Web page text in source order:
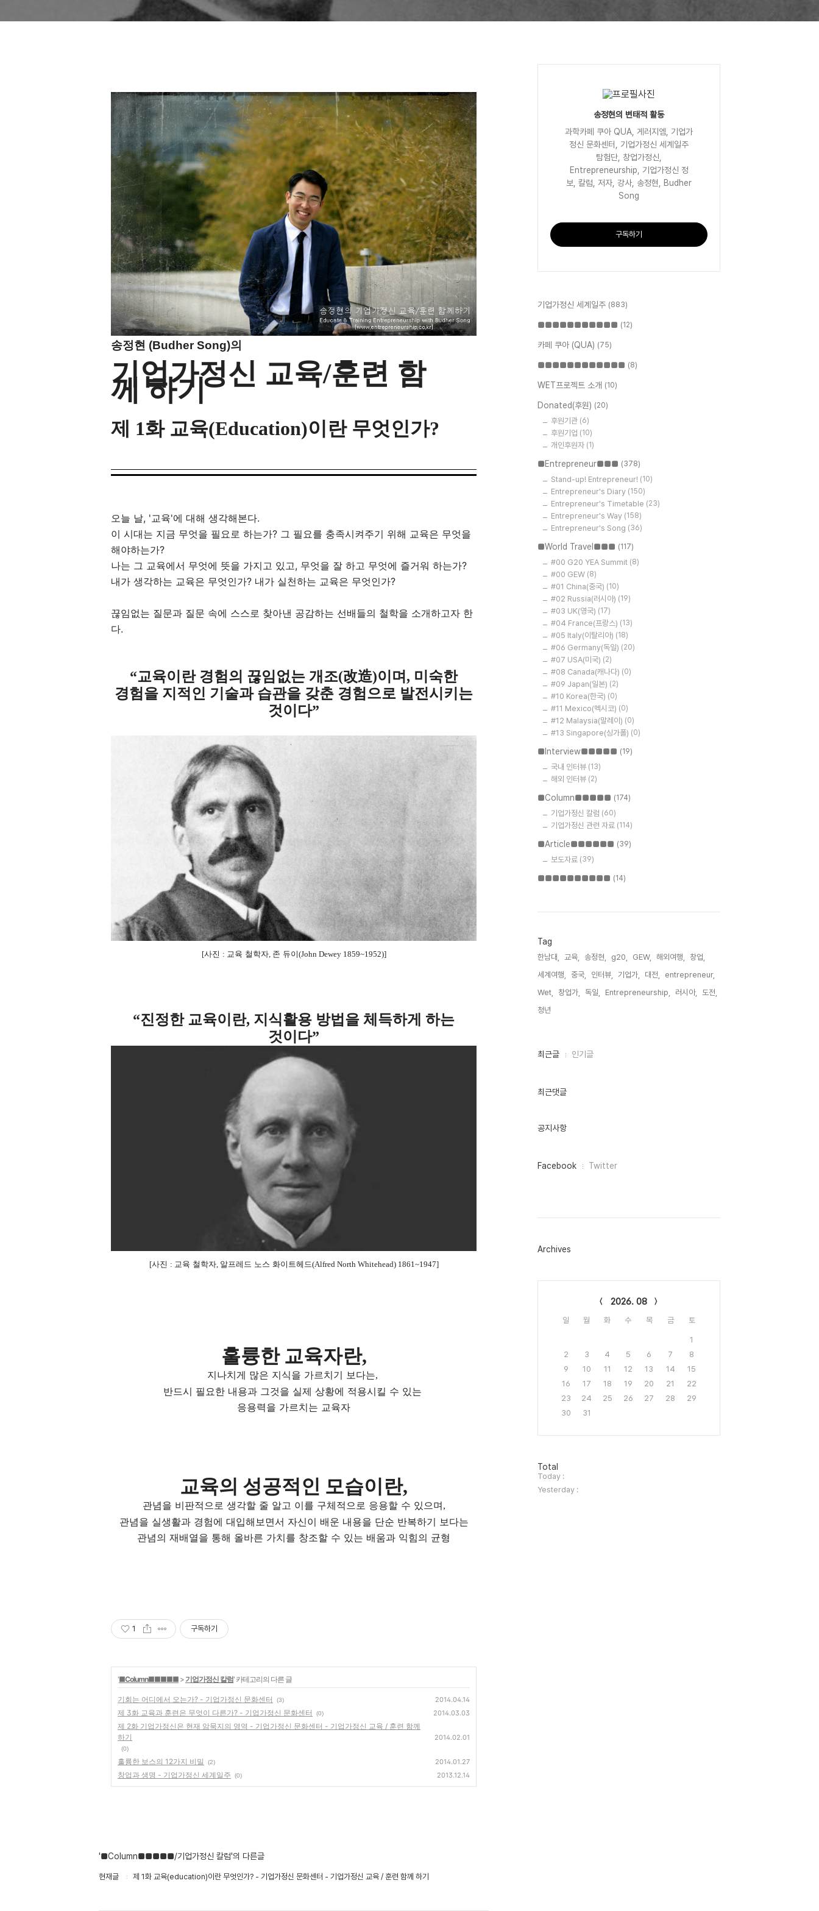
송정현 (Budher Song)의
기업가정신 교육/훈련 함
께하기
제 1화 교육(Education)이란 무엇인가?
오늘 날, '교육'에 대해 생각해본다.
이 시대는 지금 무엇을 필요로 하는가? 그 필요를 충족시켜주기 위해 교육은 무엇을
해야하는가?
나는 그 교육에서 무엇에 뜻을 가지고 있고, 무엇을 잘 하고 무엇에 즐거워 하는가?
내가 생각하는 교육은 무엇인가? 내가 실천하는 교육은 무엇인가?
끊임없는 질문과 질문 속에 스스로 찾아낸 공감하는 선배들의 철학을 소개하고자 한
다.
“교육이란 경험의 끊임없는 개조(改造)이며 , 미숙한
경험을 지적인 기술과 습관을 갖춘 경험으로 발전시키는
것이다”
[사진 : 교육 철학자, 존 듀이(John Dewey 1859~1952)]
“진정한 교육이란, 지식활용 방법을 체득하게 하는
것이다”
[사진 : 교육 철학자, 알프레드 노스 화이트헤드(Alfred North Whitehead) 1861~1947]
훌륭한 교육자란,
지나치게 많은 지식을 가르치기 보다는,
반드시 필요한 내용과 그것을 실제 상황에 적용시킬 수 있는
응용력을 가르치는 교육자
교육의 성공적인 모습이란,
관념을 비판적으로 생각할 줄 알고 이를 구체적으로 응용할 수 있으며,
관념을 실생활과 경험에 대입해보면서 자신이 배운 내용을 단순 반복하기 보다는
관념의 재배열을 통해 올바른 가치를 창조할 수 있는 배움과 익힘의 균형
1 구독하기
'■Column■■■■■ > 기업가정신 칼럼' 카테고리의 다른 글
기회는 어디에서 오는가? - 기업가정신 문화센터 (3) 2014.04.14
제 3화 교육과 훈련은 무엇이 다른가? - 기업가정신 문화센터 (0) 2014.03.03
제 2화 기업가정신은 현재 암묵지의 영역 - 기업가정신 문화센터 - 기업가정신 교육 / 훈련 함께
하기
(0)
2014.02.01
훌륭한 보스의 12가지 비밀 (2) 2014.01.27
창업과 생명 - 기업가정신 세계일주 (0) 2013.12.14
'■Column■■■■■/기업가정신 칼럼'의 다른글
현재글 제 1화 교육(education)이란 무엇인가? - 기업가정신 문화센터 - 기업가정신 교육 / 훈련 함께 하기
송정현의 변태적 활동
과학카페 쿠아 QUA, 게러지엠, 기업가
정신 문화센터, 기업가정신 세계일주
탐험단, 창업가정신,
Entrepreneurship, 기업가정신 정
보, 칼럼, 저자, 강사, 송정현, Budher
Song
구독하기
기업가정신 세계일주 (883)
■■■■■■■■■■■ (12)
카페 쿠아 (QUA) (75)
■■■■■■■■■■■■ (8)
WET프로젝트 소개 (10)
Donated(후원) (20)
후원기관 (6)
후원기업 (10)
개인후원자 (1)
■Entrepreneur■■■ (378)
Stand-up! Entrepreneur! (10)
Entrepreneur's Diary (150)
Entrepreneur's Timetable (23)
Entrepreneur's Way (158)
Entrepreneur's Song (36)
■World Travel■■■ (117)
#00 G20 YEA Summit (8)
#00 GEW (8)
#01 China(중국) (10)
#02 Russia(러시아) (19)
#03 UK(영국) (17)
#04 France(프랑스) (13)
#05 Italy(이탈리아) (18)
#06 Germany(독일) (20)
#07 USA(미국) (2)
#08 Canada(캐나다) (0)
#09 Japan(일본) (2)
#10 Korea(한국) (0)
#11 Mexico(멕시코) (0)
#12 Malaysia(말레이) (0)
#13 Singapore(싱가폴) (0)
■Interview■■■■■ (19)
국내 인터뷰 (13)
해외 인터뷰 (2)
■Column■■■■■ (174)
기업가정신 칼럼 (60)
기업가정신 관련 자료 (114)
■Article■■■■■■ (39)
보도자료 (39)
■■■■■■■■■■ (14)
Tag
한남대, 교육, 송정현, g20, GEW, 해외여행,
창업,
세계여행,
중국, 인터뷰, 기업가, 대전,
entrepreneur,
Wet,
창업가, 독일, Entrepreneurship, 러시아,
도전,
청년,
최
인
최근글 인기글
최근댓글
공지사항
페
그
Facebook Twitter
Archives
2026. 08
일 월 화 수 목 금 토
1
2
3 4 5 6 7
8
9
10 11 12 13 14
15
16
17 18 19 20 21
22
23
24 25 26 27 28
29
30
31
방
문
자
수
Total
Today :
Yesterday :